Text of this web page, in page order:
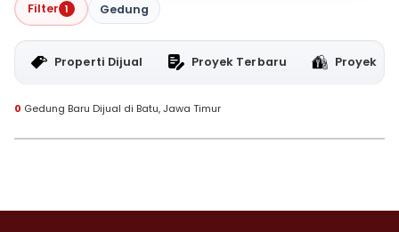
Filter 1 Gedung
Properti Dijual Proyek Terbaru Proyek
0 Gedung Baru Dijual di Batu, Jawa Timur